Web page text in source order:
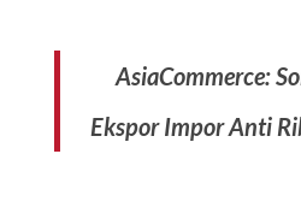
AsiaCommerce:
Ekspor Impor Anti